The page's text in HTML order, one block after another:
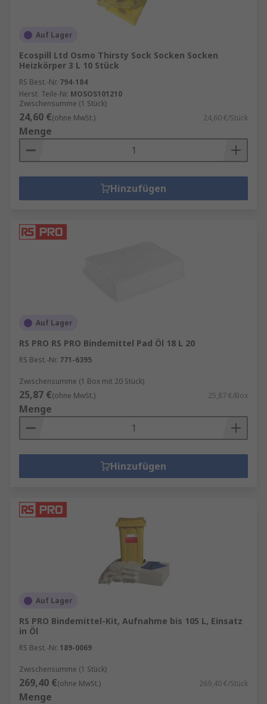
Auf Lager
Ecospill Ltd Osmo Thirsty Sock Socken Socken
Heizkörper 3 L 10 Stück
RS Best.-Nr. 794-184
Herst. Teile-Nr. MOSOS101210
Zwischensumme (1 Stück)
24,60 €(ohne MwSt.) 24,60 €/Stück
Menge
Hinzufügen
Auf Lager
RS PRO RS PRO Bindemittel Pad Öl 18 L 20
RS Best.-Nr. 771-6395
Zwischensumme (1 Box mit 20 Stück)
25,87 €(ohne MwSt.) 25,87 €/Box
Menge
Hinzufügen
Auf Lager
RS PRO Bindemittel-Kit, Aufnahme bis 105 L, Einsatz
in Öl
RS Best.-Nr. 189-0069
Zwischensumme (1 Stück)
269,40 €(ohne MwSt.) 269,40 €/Stück
Menge